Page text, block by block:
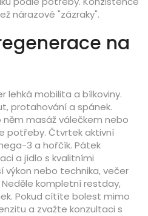
nárazové "zázraky".
na
lehká mobilita a bílkoviny.
protahování a spánek.
masáž válečkem nebo
potřeby. Čtvrtek aktivní
3 a hořčík. Pátek
a jídlo s kvalitními
výkon nebo technika, večer
kompletní restday,
Pokud cítíte bolest mimo
a zvažte konzultaci s